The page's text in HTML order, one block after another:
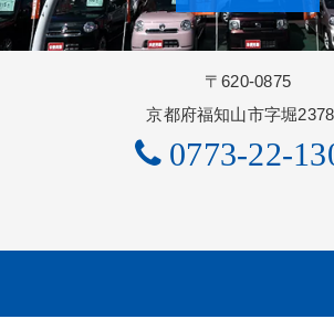
〒620-0875
京都府福知山市字堀
0773-22-